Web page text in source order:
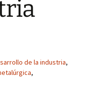
de la industria,
,